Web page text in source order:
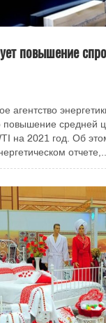
повышение
агентство
повышение средней
на 2021 год. Об
отчете,...